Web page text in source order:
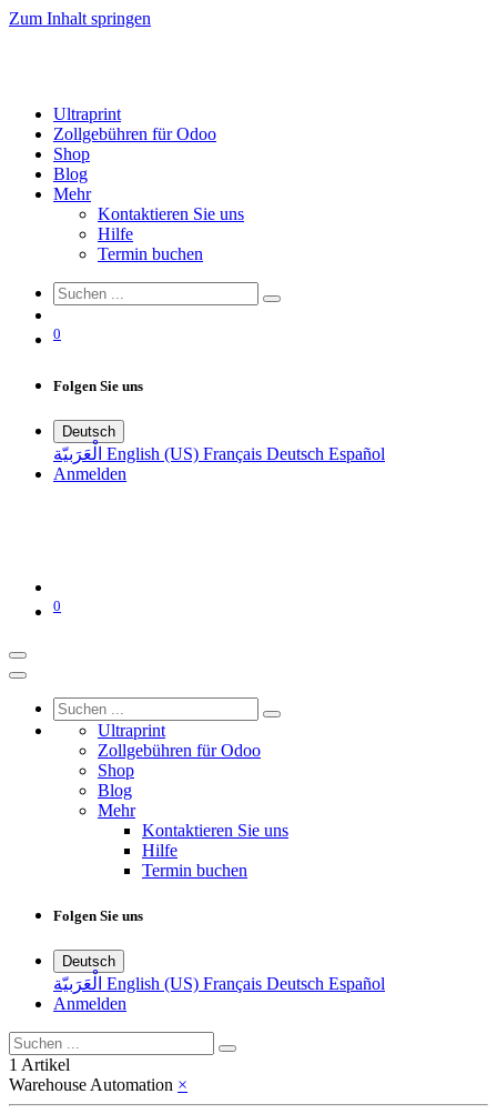
Zum Inhalt springen
Ultraprint
Zollgebühren für Odoo
Shop
Blog
Mehr
Kontaktieren Sie uns
Hilfe
Termin buchen
0
Folgen Sie uns
Deutsch
الْعَرَبيّة English (US) Français Deutsch Español
Anmelden
0
Ultraprint
Zollgebühren für Odoo
Shop
Blog
Mehr
Kontaktieren Sie uns
Hilfe
Termin buchen
Folgen Sie uns
Deutsch
الْعَرَبيّة English (US) Français Deutsch Español
Anmelden
1 Artikel
Warehouse Automation ×